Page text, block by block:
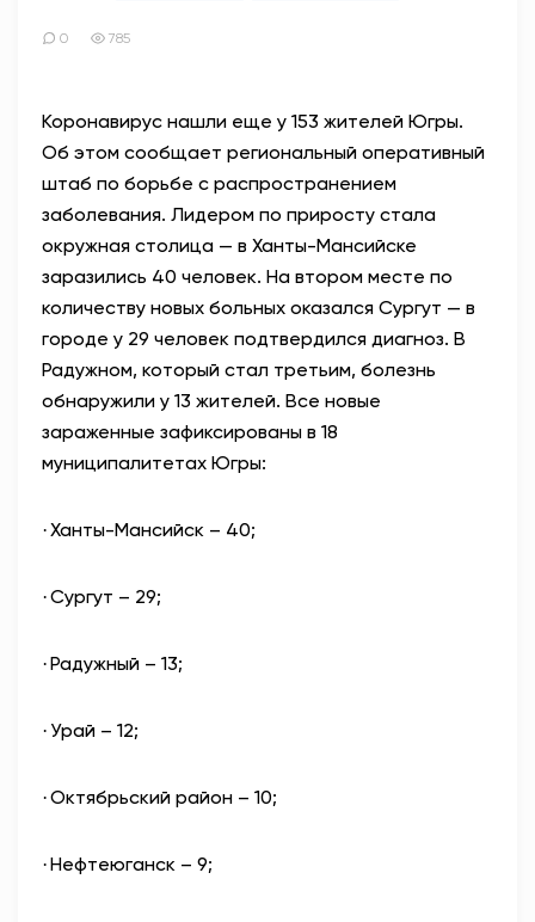
ЭТО У НАС СЕМЕЙНОЕ
АНТИТЕРРОР
НОВОСТИ
ОФИЦИАЛЬНО
0 785
Коронавирус нашли еще у 153 жителей Югры.
Об этом сообщает региональный оперативный
штаб по борьбе с распространением
заболевания. Лидером по приросту стала
окружная столица — в Ханты-Мансийске
заразились 40 человек. На втором месте по
количеству новых больных оказался Сургут — в
городе у 29 человек подтвердился диагноз. В
Радужном, который стал третьим, болезнь
обнаружили у 13 жителей. Все новые
зараженные зафиксированы в 18
муниципалитетах Югры:
·Ханты-Мансийск – 40;
·Сургут – 29;
·Радужный – 13;
· Урай – 12;
·Октябрьский район – 10;
·Нефтеюганск – 9;